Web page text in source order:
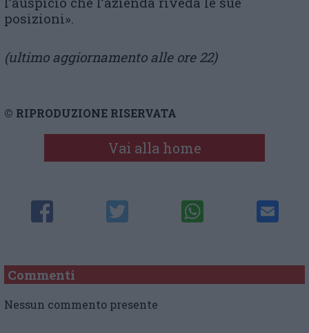
posizioni».
(ultimo aggiornamento alle ore 22)
© RIPRODUZIONE RISERVATA
Vai alla home
Commenti
Nessun commento presente